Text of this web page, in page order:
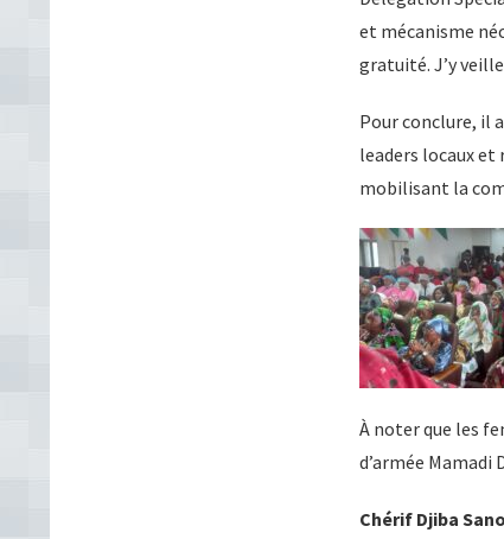
et mécanisme
gratuité. J’y
Pour conclure, il
leaders locaux et
mobilisant la
À noter que les
d’armée
Chérif Djiba Sano